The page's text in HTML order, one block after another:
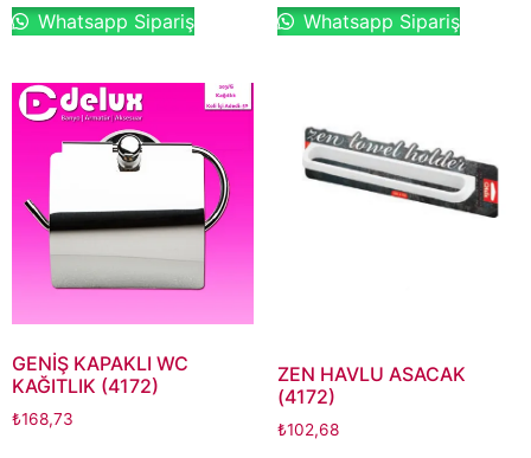
Whatsapp Sipariş
Whatsapp Sipariş
GENİŞ KAPAKLI WC
KAĞITLIK (4172)
₺168,73
ZEN HAVLU ASACAK
(4172)
₺102,68